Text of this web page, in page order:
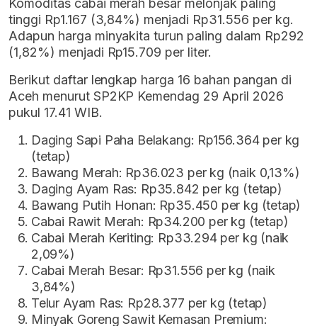
Komoditas cabai merah besar melonjak paling
tinggi Rp1.167 (3,84%) menjadi Rp31.556 per kg.
Adapun harga minyakita turun paling dalam Rp292
(1,82%) menjadi Rp15.709 per liter.
Berikut daftar lengkap harga 16 bahan pangan di
Aceh menurut SP2KP Kemendag 29 April 2026
pukul 17.41 WIB.
Daging Sapi Paha Belakang: Rp156.364 per kg
(tetap)
Bawang Merah: Rp36.023 per kg (naik 0,13%)
Daging Ayam Ras: Rp35.842 per kg (tetap)
Bawang Putih Honan: Rp35.450 per kg (tetap)
Cabai Rawit Merah: Rp34.200 per kg (tetap)
Cabai Merah Keriting: Rp33.294 per kg (naik
2,09%)
Cabai Merah Besar: Rp31.556 per kg (naik
3,84%)
Telur Ayam Ras: Rp28.377 per kg (tetap)
Minyak Goreng Sawit Kemasan Premium: